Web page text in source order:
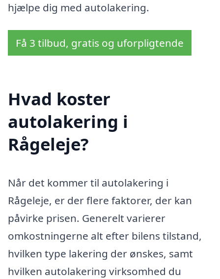
hjælpe dig med autolakering.
Få 3 tilbud, gratis og uforpligtende
Hvad koster
autolakering i
Rågeleje?
Når det kommer til autolakering i
Rågeleje, er der flere faktorer, der kan
påvirke prisen. Generelt varierer
omkostningerne alt efter bilens tilstand,
hvilken type lakering der ønskes, samt
hvilken autolakering virksomhed du